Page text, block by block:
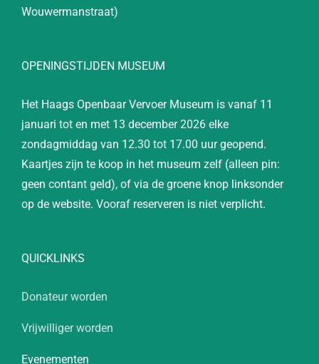
Wouwermanstraat)
OPENINGSTIJDEN MUSEUM
Het Haags Openbaar Vervoer Museum is vanaf 11
januari tot en met 13 december 2026 elke
zondagmiddag van 12.30 tot 17.00 uur geopend.
Kaartjes zijn te koop in het museum zelf (alleen pin:
geen contant geld), of via de groene knop linksonder
op de website. Vooraf reserveren is niet verplicht.
QUICKLINKS
Donateur worden
Vrijwilliger worden
Evenementen